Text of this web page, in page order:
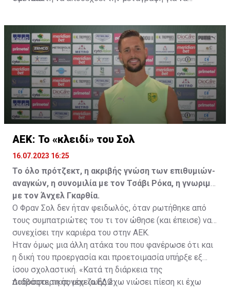
μετακίνησή του, αλλά ο παίκτης αρνήθηκε και επέμεινε
να λύσει το συμβόλαιό του, ώστε να μετακομίσει
ελεύθερα σε οποιαδήποτε νέα ομάδα το τρέχον
καλοκαίρι.
ΑΕΚ: Το «κλειδί» του Σολ
16.07.2023 16:25
Το όλο πρότζεκτ, η ακριβής γνώση των επιθυμιών-
αναγκών, η συνομιλία με τον Τσάβι Ρόκα, η γνωριμία
με τον Άνχελ Γκαρθία.
Ο Φραν Σολ δεν ήταν φειδωλός, όταν ρωτήθηκε από
τους συμπατριώτες του τι τον ώθησε (και έπεισε) να
συνεχίσει την καριέρα του στην ΑΕΚ.
Ήταν όμως μια άλλη ατάκα του που φανέρωσε ότι και
η δική του προεργασία και προετοιμασία υπήρξε εξ
ίσου σχολαστική. «Κατά τη διάρκεια της
ποδοσφαιρικής μου ζωής έχω νιώσει πίεση κι έχω
Διαβάστε τη συνέχειαΕΔΩ